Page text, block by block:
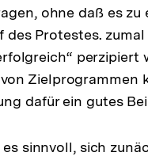
ohne daß es
Protestes.
perzipiert
Zielprogrammen
dafür ein gutes
sinnvoll, sich